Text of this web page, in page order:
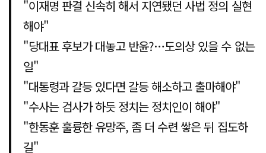
"이재명 판결 신속히 해서 지연됐던 사법 정의 실현
해야"
"당대표 후보가 대놓고 반윤?…도의상 있을 수 없는
일"
"대통령과 갈등 있다면 갈등 해소하고 출마해야"
"수사는 검사가 하듯 정치는 정치인이 해야"
"한동훈 훌륭한 유망주, 좀 더 수련 쌓은 뒤 집도하
길"